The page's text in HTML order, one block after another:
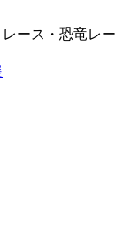
ース・恐竜レー